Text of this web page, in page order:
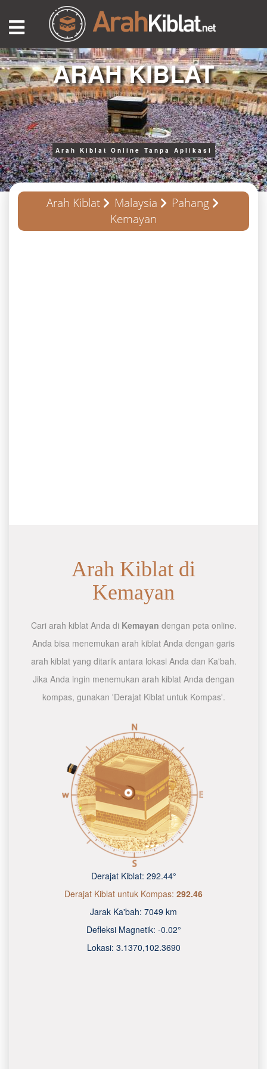
ARAH KIBLAT
Arah Kiblat Online Tanpa Aplikasi
Arah Kiblat Malaysia
Pahang
Kemayan
Arah Kiblat di
Kemayan
Cari arah kiblat Anda di Kemayan dengan peta online.
Anda bisa menemukan arah kiblat Anda dengan garis
arah kiblat yang ditarik antara lokasi Anda dan Ka'bah.
Jika Anda ingin menemukan arah kiblat Anda dengan
kompas, gunakan 'Derajat Kiblat untuk Kompas'.
Derajat Kiblat: 292.44°
Derajat Kiblat untuk Kompas: 292.46
Jarak Ka'bah: 7049 km
Defleksi Magnetik: -0.02°
Lokasi: 3.1370,102.3690